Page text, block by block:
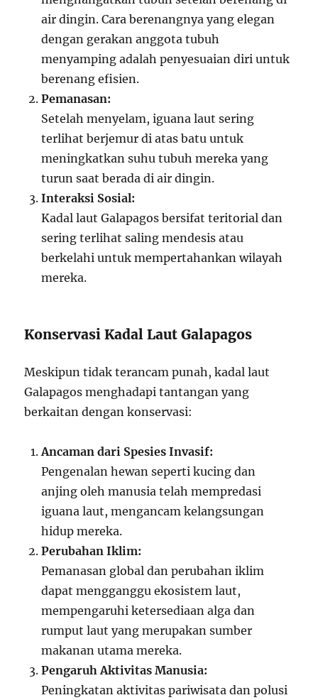
air dingin. Cara berenangnya yang elegan
dengan gerakan anggota tubuh
menyamping adalah penyesuaian diri untuk
berenang efisien.
Pemanasan:
Setelah menyelam, iguana laut sering
terlihat berjemur di atas batu untuk
meningkatkan suhu tubuh mereka yang
turun saat berada di air dingin.
Interaksi Sosial:
Kadal laut Galapagos bersifat teritorial dan
sering terlihat saling mendesis atau
berkelahi untuk mempertahankan wilayah
mereka.
Konservasi Kadal Laut Galapagos
Meskipun tidak terancam punah, kadal laut
Galapagos menghadapi tantangan yang
berkaitan dengan konservasi:
Ancaman dari Spesies Invasif:
Pengenalan hewan seperti kucing dan
anjing oleh manusia telah mempredasi
iguana laut, mengancam kelangsungan
hidup mereka.
Perubahan Iklim:
Pemanasan global dan perubahan iklim
dapat mengganggu ekosistem laut,
mempengaruhi ketersediaan alga dan
rumput laut yang merupakan sumber
makanan utama mereka.
Pengaruh Aktivitas Manusia:
Peningkatan aktivitas pariwisata dan polusi